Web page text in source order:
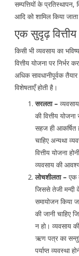
सम्पत्तियों के प्रतिस्थापन,
आदि को शामिल किया
एक सुदृढ़
किसी भी व्यवसाय का
वित्तीय योजना पर
अधिक सावधानीपूर्वक
विशेषताएँ होती है।
सरलता –
की वित्तीय
सहज ही आकर्षित
चाहिए अन्यथा
वित्तीय योजना
व्यवसाय की
लोचशीलता – एक
जिससे तेजी
समायोजन किया
की जानी चाहिए
न हो। व्यवसाय
ऋण पत्र का
पर्याप्त व्यवस्था